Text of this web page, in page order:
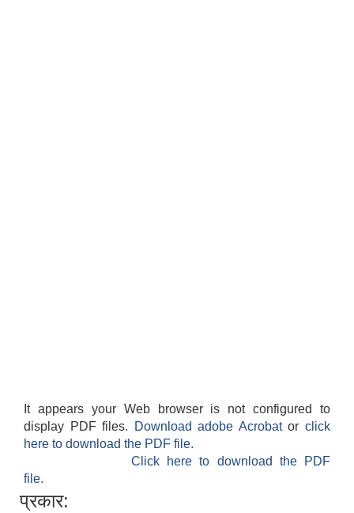
It appears your Web browser is not configured to
display PDF files.
Download adobe Acrobatorclick
here to download the PDF file.
Click here to download the PDF
file.
प्रकार: